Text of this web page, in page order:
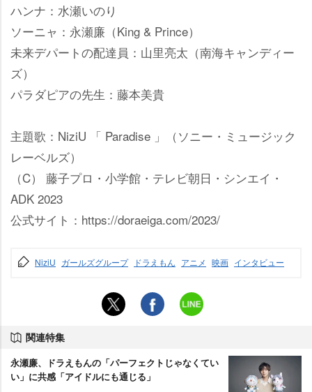
ハンナ：水瀬いのり
ソーニャ：永瀬廉（King & Prince）
未来デパートの配達員：山里亮太（南海キャンディー
ズ）
パラダピアの先生：藤本美貴
主題歌：NiziU 「 Paradise 」（ソニー・ミュージック
レーベルズ）
（C） 藤子プロ・小学館・テレビ朝日・シンエイ・
ADK 2023
公式サイト：https://doraeiga.com/2023/
NiziU ガールズグループ ドラえもん アニメ 映画 インタビュー
関連特集
永瀬廉、ドラえもんの「パーフェクトじゃなくてい
い」に共感「アイドルにも通じる」